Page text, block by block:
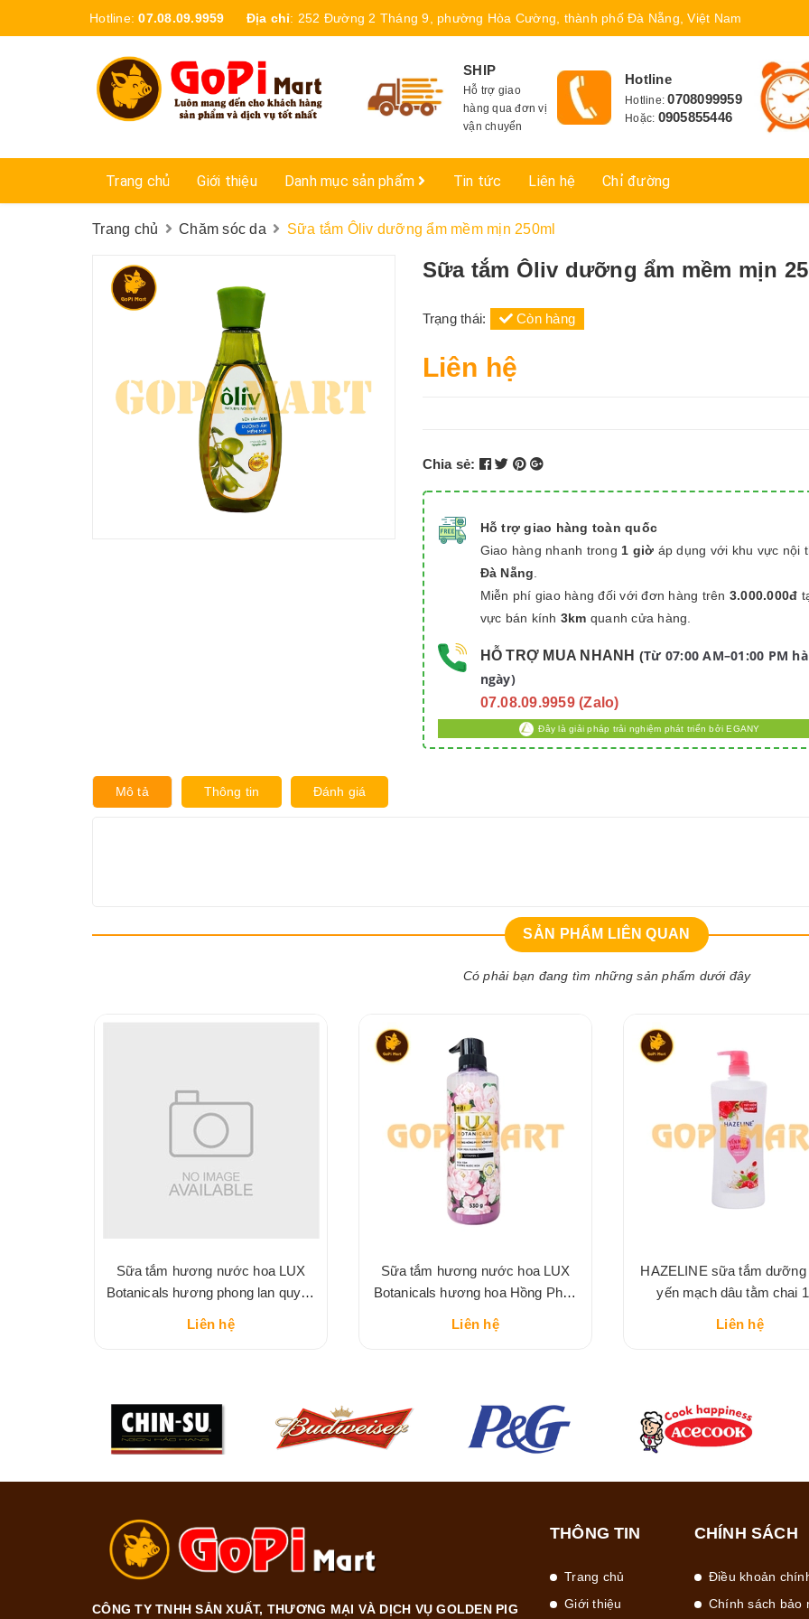
Hotline:07.08.09.9959 Địa chỉ: 252 Đường 2 Tháng 9, phường Hòa Cường, thành phố Đà Nẵng, Việt Nam
SHIP
Hỗ trợ giao
hàng qua đơn vị
vận chuyển
Hotline
Hotline:0708099959
Hoặc: 0905855446
Trang chủ Giới thiệu Danh mục sản phẩm Tin tức Liên hệ Chỉ đường
Trang chủ Chăm sóc da Sữa tắm Ôliv dưỡng ẩm mềm mịn 250ml
Sữa tắm Ôliv dưỡng ẩm mềm mịn
Trạng thái: Còn hàng
Liên hệ
Chia sẻ:
Hỗ trợ giao hàng toàn quốc
Giao hàng nhanh trong 1 giờ áp dụng với khu vực nội
Đà Nẵng
Miễn phí giao hàng đối với đơn hàng trên 3.000.000đ
vực bán kính 3km quanh cửa hàng.
HỖ TRỢ MUA NHANH (Từ 07:00 AM–01:00 PM
ngày)
07.08.09.9959 (Zalo)
Đây là giải pháp trải nghiệm phát triển bởi EGANY
Mô tả Thông tin Đánh giá
SẢN PHẨM LIÊN QUAN
Có phải bạn đang tìm những sản phẩm dưới đây
Sữa tắm hương nước hoa LUX
Botanicals hương phong lan quyến
Liên hệ
Sữa tắm hương nước hoa LUX
Botanicals hương hoa Hồng Pháp
Liên hệ
HAZELINE sữa tắm dưỡng
yến mạch dâu tằm chai
Liên hệ
CÔNG TY TNHH SẢN XUẤT, THƯƠNG MẠI VÀ DỊCH VỤ GOLDEN PIG
THÔNG TIN
Trang chủ
Giới thiệu
CHÍNH SÁCH
Điều khoản
Chính sách bảo